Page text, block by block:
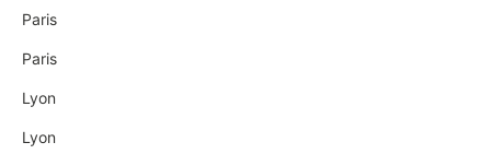
Paris
Paris
Lyon
Lyon